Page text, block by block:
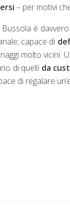
– per motivi
è
capace di
molto vicini.
di quelli da
di regalare